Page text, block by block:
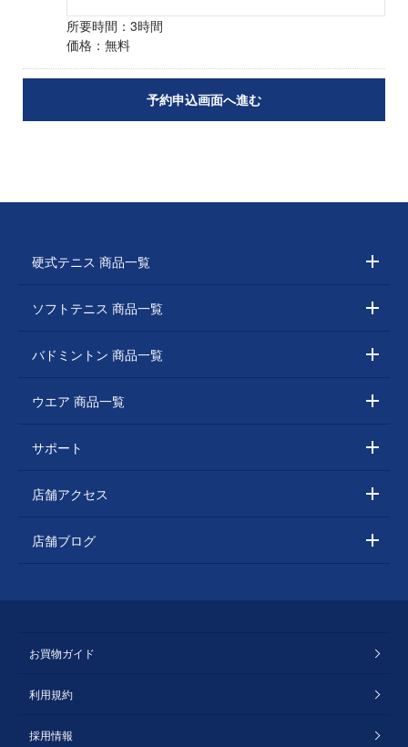
所要時間：3時間
価格：無料
硬式テニス 商品一覧
ソフトテニス 商品一覧
バドミントン 商品一覧
ウエア 商品一覧
サポート
店舗アクセス
店舗ブログ
お買物ガイド
利用規約
採用情報